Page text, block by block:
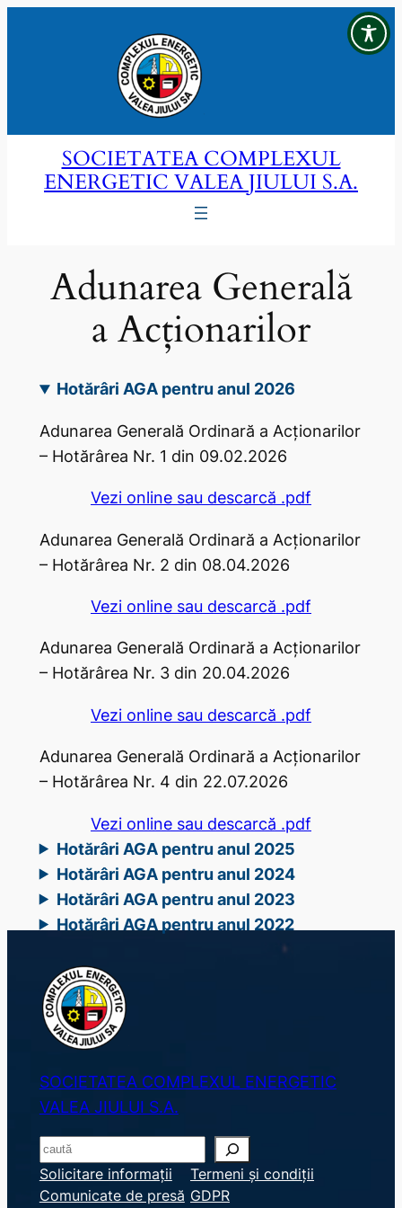
SOCIETATEA COMPLEXUL
ENERGETIC VALEA JIULUI S.A.
Adunarea Generală
a Acționarilor
Hotărâri AGA pentru anul 2026
Adunarea Generală Ordinară a Acţionarilor
– Hotărârea Nr. 1 din 09.02.2026
Vezi online sau descarcă .pdf
Adunarea Generală Ordinară a Acţionarilor
– Hotărârea Nr. 2 din 08.04.2026
Vezi online sau descarcă .pdf
Adunarea Generală Ordinară a Acţionarilor
– Hotărârea Nr. 3 din 20.04.2026
Vezi online sau descarcă .pdf
Adunarea Generală Ordinară a Acţionarilor
– Hotărârea Nr. 4 din 22.07.2026
Vezi online sau descarcă .pdf
Hotărâri AGA pentru anul 2025
Hotărâri AGA pentru anul 2024
Hotărâri AGA pentru anul 2023
Hotărâri AGA pentru anul 2022
SOCIETATEA COMPLEXUL ENERGETIC
VALEA JIULUI S.A.
S
e
a
Solicitare informații
Comunicate de presă
Termeni și condiții
GDPR